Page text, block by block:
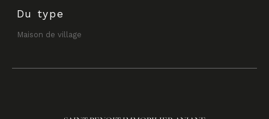
Du type
Maison de village